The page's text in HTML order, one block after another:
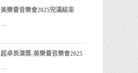
美樂薈音樂會2025完滿結束
...
超卓表演獎-美樂薈音樂會2025
...